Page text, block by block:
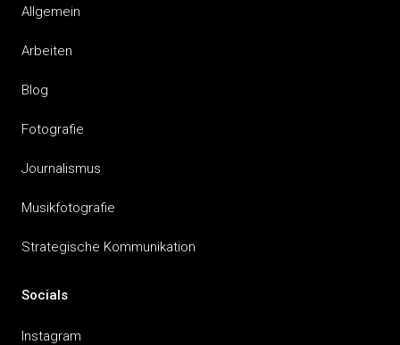
Allgemein
Arbeiten
Blog
Fotografie
Journalismus
Musikfotografie
Strategische Kommunikation
Socials
Instagram